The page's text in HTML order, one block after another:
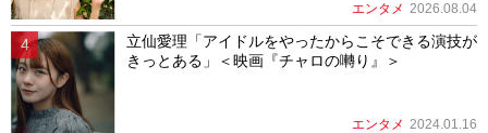
エンタメ 2026.08.04
立仙愛理「アイドルをやったからこそできる演技が
きっとある」＜映画『チャロの囀り』＞
エンタメ 2024.01.16